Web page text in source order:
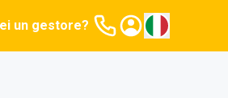
un gestore?